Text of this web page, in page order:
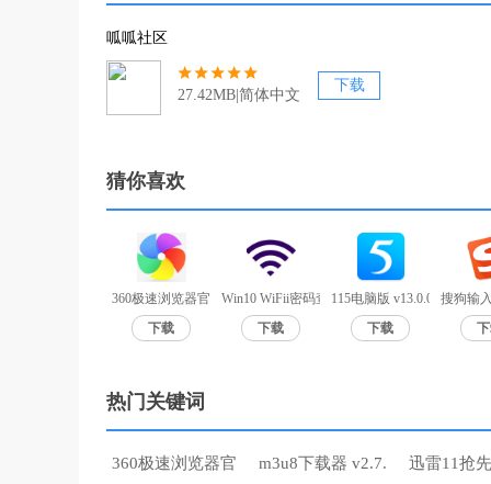
呱呱社区
27.42MB|简体中文
下载
猜你喜欢
360极速浏览器官方版 v12.0.1524.0
下载
Win10 WiFii密码查询工具 V1.0
下载
115电脑版 v13.0.0.2官方版
下载
搜狗输
热门关键词
360极速浏览器官 m3u8下载器 v2.7. 迅雷11抢